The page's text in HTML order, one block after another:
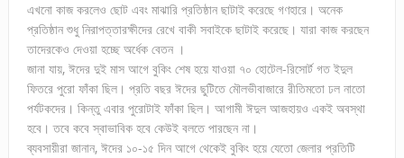
এখনো কাজ করলেও ছোট এবং মাঝারি প্রতিষ্ঠান ছাটাই করেছে গণহারে। অনেক
প্রতিষ্ঠান শুধু নিরাপত্তারক্ষীদের রেখে বাকী সবাইকে ছাটাই করেছে। যারা কাজ করছেন
তাদেরকেও দেওয়া হচ্ছে অর্ধেক বেতন ।
জানা যায়, ঈদের দুই মাস আগে বুকিং শেষ হয়ে যাওয়া ৭০ হোটেল-রিসোর্ট গত ইদুল
ফিতরে পুরো ফাঁকা ছিল। প্রতি বছর ঈদের ছুটিতে মৌলভীবাজারে রীতিমতো ঢল নাতো
পর্যটকদের। কিন্তু এবার পুরোটাই ফাঁকা ছিল। আগামী ঈদুল আজহায়ও একই অবস্থা
হবে। তবে কবে স্বাভাবিক হবে কেউই বলতে পারছেন না।
ব্যবসায়ীরা জানান, ঈদের ১০-১৫ দিন আগে থেকেই বুকিং হয়ে যেতো জেলার প্রতিটি